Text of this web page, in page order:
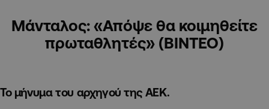
Μάνταλος: «Απόψε θα κοιμηθείτε
πρωταθλητές» (ΒΙΝΤΕΟ)
Το μήνυμα του αρχηγού της ΑΕΚ.